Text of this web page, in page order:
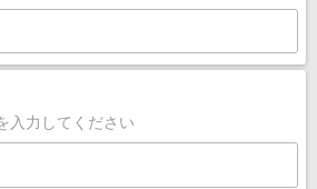
入力してください